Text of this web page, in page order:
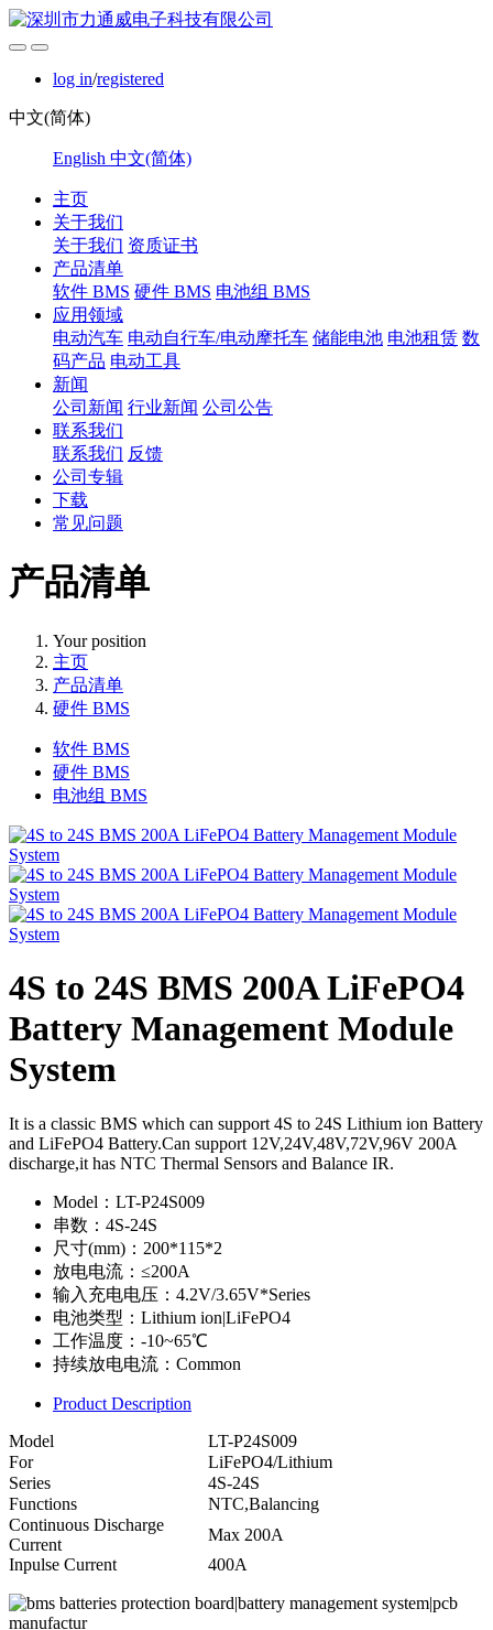
log in/registered
中文(简体)
English 中文(简体)
主页
关于我们
关于我们 资质证书
产品清单
软件 BMS 硬件 BMS 电池组 BMS
应用领域
电动汽车 电动自行车/电动摩托车 储能电池 电池租赁 数
码产品 电动工具
新闻
公司新闻 行业新闻 公司公告
联系我们
联系我们 反馈
公司专辑
下载
常见问题
产品清单
Your position
主页
产品清单
硬件 BMS
软件 BMS
硬件 BMS
电池组 BMS
4S to 24S BMS 200A LiFePO4
Battery Management Module
System
It is a classic BMS which can support 4S to 24S Lithium ion Battery
and LiFePO4 Battery.Can support 12V,24V,48V,72V,96V 200A
discharge,it has NTC Thermal Sensors and Balance IR.
Model： LT-P24S009
串数： 4S-24S
尺寸(mm)： 200*115*2
放电电流： ≤200A
输入充电电压： 4.2V/3.65V*Series
电池类型： Lithium ion|LiFePO4
工作温度： -10~65℃
持续放电电流： Common
Product Description
Model
LT-P24S009
For
LiFePO4/Lithium
Series
4S-24S
Functions
NTC,Balancing
Continuous Discharge
Current
Max 200A
Inpulse Current
400A